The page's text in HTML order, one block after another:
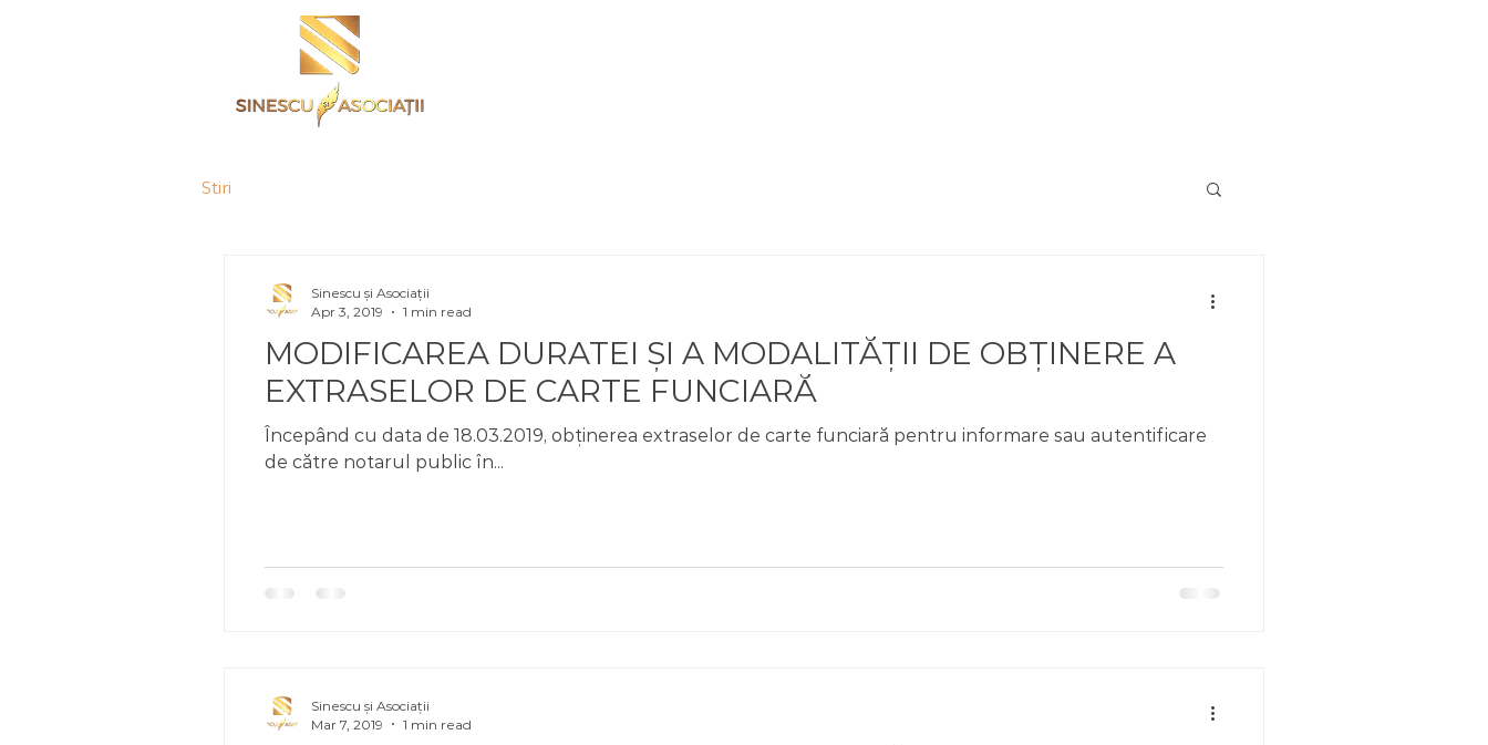
Stiri
MODIFICAREA DURATEI ȘI A MODALITĂȚII DE OBȚINERE A
EXTRASELOR DE CARTE FUNCIARĂ
Începând cu data de 18.03.2019, obținerea extraselor de carte funciară pentru informare sau autentificare
de către notarul public în...
Sinescu și Asociații
Apr 3, 2019
1 min read
Sinescu și Asociații
Mar 7, 2019
1 min read